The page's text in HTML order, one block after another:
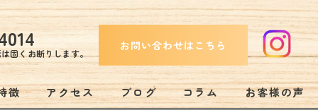
固くお断りします。
お問い合わせはこちら
徴 アクセス ブログ コラム お客様の声